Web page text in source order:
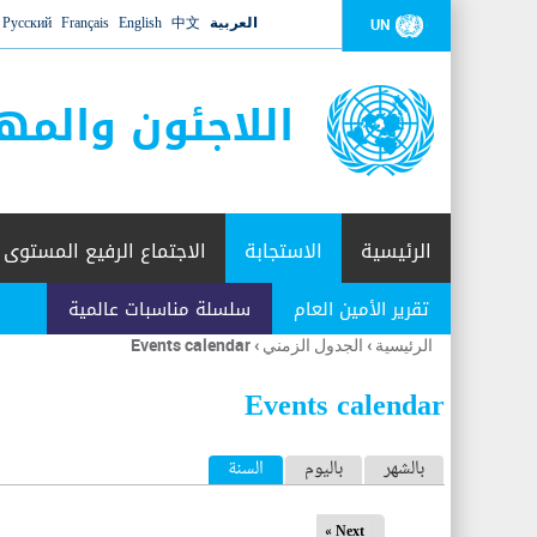
UN العربية 中文
English
Français
Русский
اللاجئون
الرئيسية الاستجابة
تقرير الأمين العام سلسلة مناسبات عالمية
الاجتماع الرفيع المستوى
أنت
هنا
الرئيسية › الجدول الزمني ›
Events calendar
Events calendar
ا بالشهر باليوم السنة (علامة التبويب النشطة)